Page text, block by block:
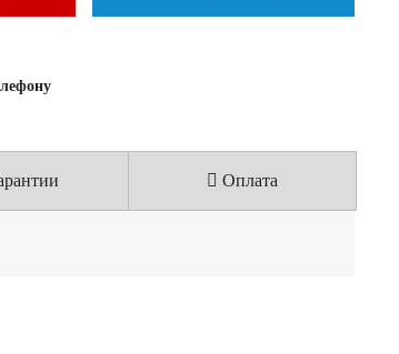
Оплата